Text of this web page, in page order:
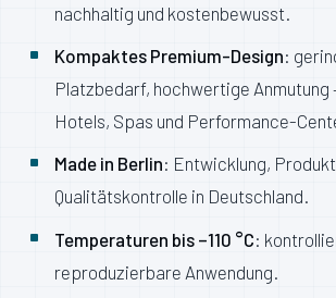
nachhaltig und kostenbewusst.
Kompaktes Premium-Design:
Platzbedarf, hochwertige Anmutung
Hotels, Spas und Performance-
Made in Berlin: Entwicklung,
Qualitätskontrolle in Deutschland.
Temperaturen bis –110 °C:
reproduzierbare Anwendung.